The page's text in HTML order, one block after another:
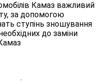
Камаз важливий
за допомогою
ступінь зношування
до заміни